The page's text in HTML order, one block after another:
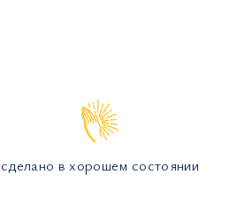
сделано в хорошем состоянии